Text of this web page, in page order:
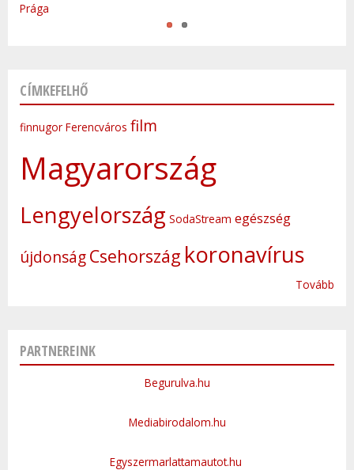
Prága
CÍMKEFELHŐ
finnugor Ferencváros film
Magyarország
Lengyelország SodaStream egészség
újdonságCsehország koronavírus
Tovább
PARTNEREINK
Begurulva.hu
Mediabirodalom.hu
Egyszermarlattamautot.hu